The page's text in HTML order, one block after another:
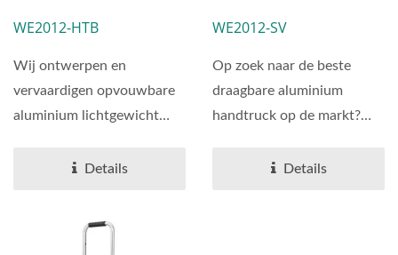
Distributeur
(belasting 90 Kg)
WE2012-HTB
Wij ontwerpen en
vervaardigen opvouwbare
aluminium lichtgewicht
Details
Huishoudelijke
Handtruck
(Laadvermogen 75
Kg)
WE2012-SV
Op zoek naar de beste
draagbare aluminium
handtruck op de markt?
Details